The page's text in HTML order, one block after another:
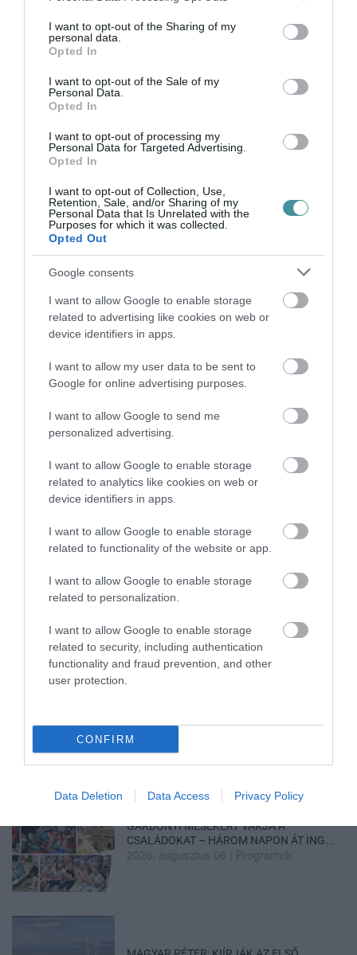
not limited to your visit or usage behaviour. You may click to
grant or deny consent to Google and its third-party tags to
use your data for below specified purposes in below Google
consent section.
I want to opt-out of the Sharing of my
personal data.
Opted In
I want to opt-out of the Sale of my
Personal Data.
Opted In
I want to opt-out of processing my
Personal Data for Targeted Advertising.
Opted In
I want to opt-out of Collection, Use,
Retention, Sale, and/or Sharing of my
Personal Data that Is Unrelated with the
Purposes for which it was collected.
Opted Out
Google consents
I want to allow Google to enable storage
related to advertising like cookies on web or
device identifiers in apps.
I want to allow my user data to be sent to
Google for online advertising purposes.
I want to allow Google to send me
personalized advertising.
I want to allow Google to enable storage
related to analytics like cookies on web or
device identifiers in apps.
I want to allow Google to enable storage
related to functionality of the website or app.
I want to allow Google to enable storage
related to personalization.
I want to allow Google to enable storage
related to security, including authentication
functionality and fraud prevention, and other
user protection.
CONFIRM
Data Deletion Data Access Privacy Policy
VISSZA A FŐOLDALRA
Legfrissebb híreink
KÉT AUTÓ ÜTKÖZÖTT BOGÁCSON, A
MENTŐK IS A HELYSZÍNRE ÉRKE...
HÍREK A GARÁZSBÓL: CHERY TIGGO 9
2026. augusztus 06 Barta Autó
LAKÓÉPÜLETEK LÁNGOLTAK SZERDÁN
2026. augusztus 06
EGY EGRI CSALÁD TÖRTÉNE...
2026. augusztus 06 Sport
ÚJ HŰTŐRENDSZER A MARKHOT FERENC
HOLTAN SZÁLLÍTOTTÁK HAZA A 80 ÉVES
ASSZONYT A HATVANI KÓR...
2026. augusztus 06
GÁRDONYI MESEKERT VÁRJA A
CSALÁDOKAT – HÁROM NAPON ÁT ING...
2026. augusztus 06 Programok